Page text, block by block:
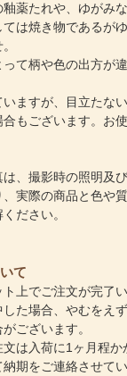
薬たれや、ゆがみ
は焼き物であるが
て柄や色の出方が
ますが、目立たな
もございます。お
、撮影時の照明及
実際の商品と色や
ださい。
て
上でご注文が完了
た場合、やむをえ
ございます。
は入荷に1ヶ月程か
期をご連絡させてい